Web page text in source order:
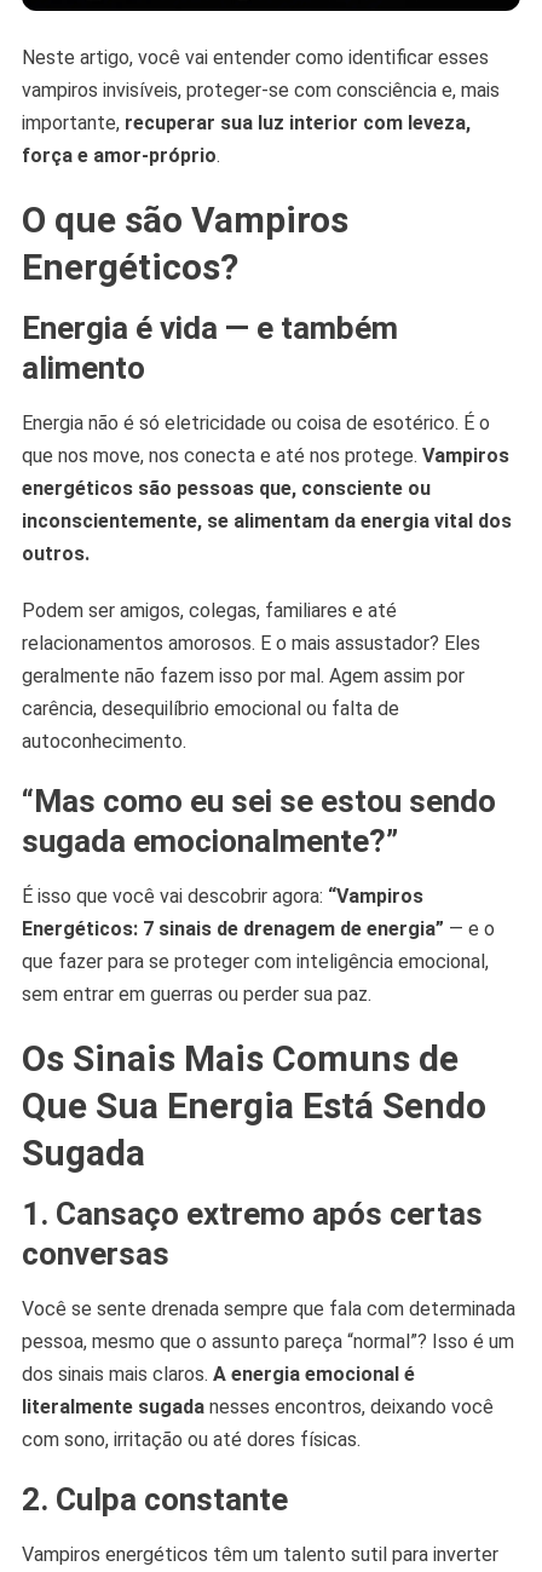
Neste artigo, você vai entender como identificar esses
vampiros invisíveis, proteger-se com consciência e, mais
importante, recuperar sua luz interior com leveza,
força e amor-próprio.
O que são Vampiros
Energéticos?
Energia é vida — e também
alimento
Energia não é só eletricidade ou coisa de esotérico. É o
que nos move, nos conecta e até nos protege. Vampiros
energéticos são pessoas que, consciente ou
inconscientemente, se alimentam da energia vital dos
outros.
Podem ser amigos, colegas, familiares e até
relacionamentos amorosos. E o mais assustador? Eles
geralmente não fazem isso por mal. Agem assim por
carência, desequilíbrio emocional ou falta de
autoconhecimento.
“Mas como eu sei se estou sendo
sugada emocionalmente?”
É isso que você vai descobrir agora: “Vampiros
Energéticos: 7 sinais de drenagem de energia” — e o
que fazer para se proteger com inteligência emocional,
sem entrar em guerras ou perder sua paz.
Os Sinais Mais Comuns de
Que Sua Energia Está Sendo
Sugada
1. Cansaço extremo após certas
conversas
Você se sente drenada sempre que fala com determinada
pessoa, mesmo que o assunto pareça “normal”? Isso é um
dos sinais mais claros. A energia emocional é
literalmente sugadanesses encontros, deixando você
com sono, irritação ou até dores físicas.
2. Culpa constante
Vampiros energéticos têm um talento sutil para inverter